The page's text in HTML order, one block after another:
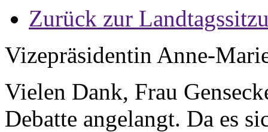
Zurück zur
Vizepräsidentin Anne-
Vielen Dank, Frau
Debatte angelangt. Da es